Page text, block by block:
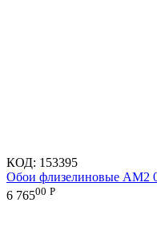
КОД: 153395
Обои флизелиновые AM2
6 76500 Р